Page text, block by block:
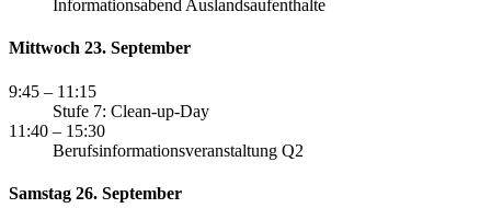
Informationsabend Auslandsaufenthalte
Mittwoch 23. September
9:45 – 11:15
Stufe 7: Clean-up-Day
11:40 – 15:30
Berufsinformationsveranstaltung Q2
Samstag 26. September